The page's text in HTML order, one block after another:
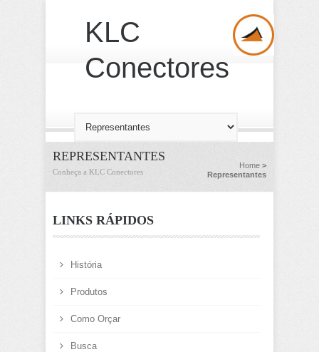
KLC
Conectores
REPRESENTANTES
Conheça a KLC Conectores
Home >
Representantes
LINKS RÁPIDOS
História
Produtos
Como Orçar
Busca